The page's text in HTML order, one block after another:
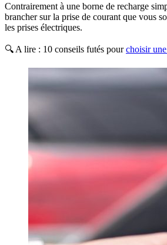
Contrairement à une borne de recharge
brancher sur la prise de courant que vous
les prises électriques.
🔍 A lire : 10 conseils futés pourchoisir